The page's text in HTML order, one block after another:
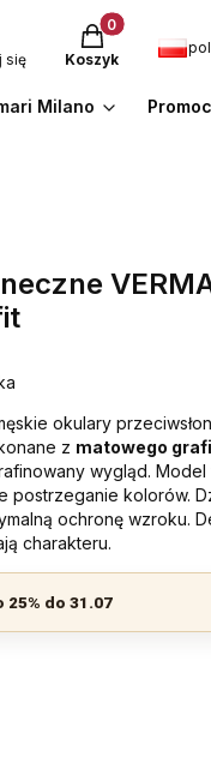
się
Produkty w
Koszyk
Milano
okulary
z matowego
wygląd.
postrzeganie kolorów.
ochronę wzroku.
charakteru.
25% do 31.07